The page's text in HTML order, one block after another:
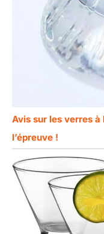
Avis sur les verres à
l’épreuve !